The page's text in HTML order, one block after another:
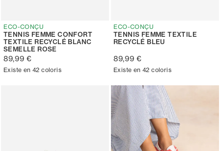
ECO-CONÇU
TENNIS FEMME CONFORT
TEXTILE RECYCLÉ BLANC
SEMELLE ROSE
89,99 €
Existe en 42 coloris
ECO-CONÇU
TENNIS FEMME TEXTILE
RECYCLÉ BLEU
89,99 €
Existe en 42 coloris